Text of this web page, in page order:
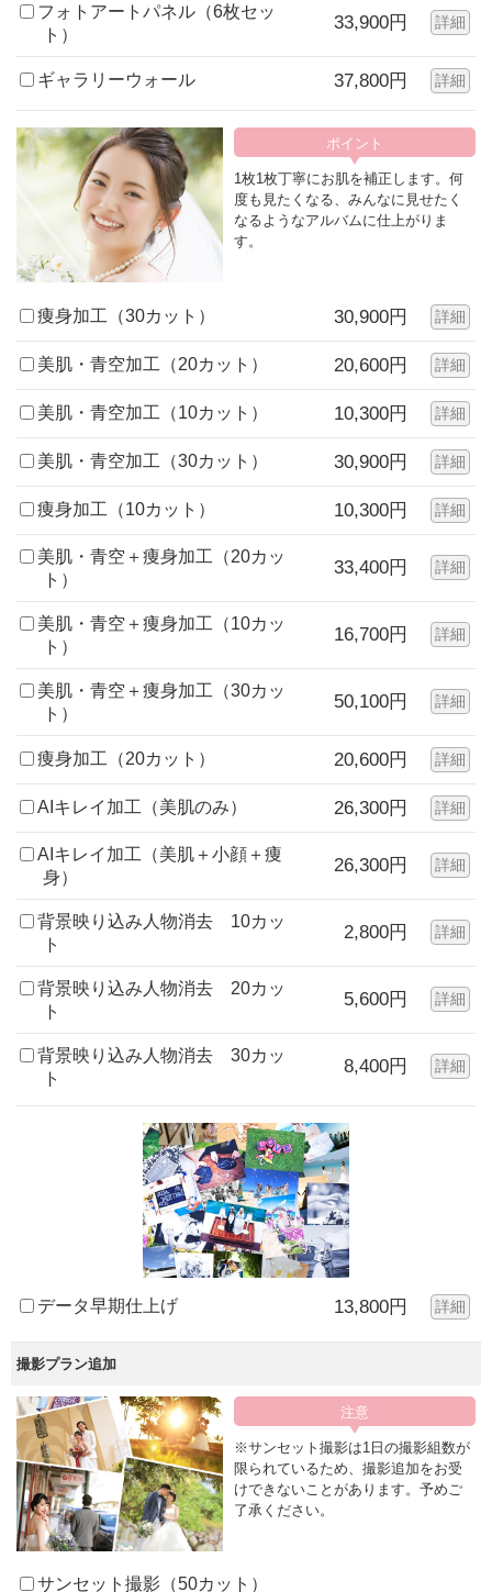
フォトアートパネル（6枚セッ
ト）
33,900円 詳細
ギャラリーウォール 37,800円 詳細
1枚1枚丁寧にお肌を補正します。何
度も見たくなる、みんなに見せたく
なるようなアルバムに仕上がりま
す。
痩身加工（30カット） 30,900円 詳細
美肌・青空加工（20カット） 20,600円 詳細
美肌・青空加工（10カット） 10,300円 詳細
美肌・青空加工（30カット） 30,900円 詳細
痩身加工（10カット） 10,300円 詳細
美肌・青空＋痩身加工（20カッ
ト）
33,400円 詳細
美肌・青空＋痩身加工（10カッ
ト）
16,700円 詳細
美肌・青空＋痩身加工（30カッ
ト）
50,100円 詳細
痩身加工（20カット） 20,600円 詳細
AIキレイ加工（美肌のみ） 26,300円 詳細
AIキレイ加工（美肌＋小顔＋痩
身）
26,300円 詳細
背景映り込み人物消去 10カッ
ト
2,800円 詳細
背景映り込み人物消去 20カッ
ト
5,600円 詳細
背景映り込み人物消去 30カッ
ト
8,400円 詳細
データ早期仕上げ 13,800円 詳細
撮影プラン追加
※サンセット撮影は1日の撮影組数が
限られているため、撮影追加をお受
けできないことがあります。予めご
了承ください。
サンセット撮影（50カット）